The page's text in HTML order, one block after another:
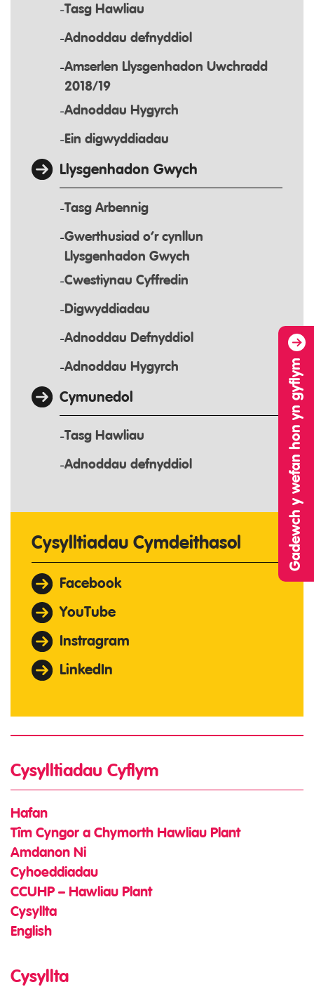
Gadewch y wefan hon yn gyflym
Tasg Hawliau
Adnoddau defnyddiol
Amserlen Llysgenhadon Uwchradd
2018/19
Adnoddau Hygyrch
Ein digwyddiadau
Llysgenhadon Gwych
Tasg Arbennig
Gwerthusiad o’r cynllun
Llysgenhadon Gwych
Cwestiynau Cyffredin
Digwyddiadau
Adnoddau Defnyddiol
Adnoddau Hygyrch
Cymunedol
Tasg Hawliau
Adnoddau defnyddiol
Cysylltiadau Cymdeithasol
Facebook
YouTube
Instragram
LinkedIn
Cysylltiadau Cyflym
Hafan
Tîm Cyngor a Chymorth Hawliau Plant
Amdanon Ni
Cyhoeddiadau
CCUHP – Hawliau Plant
Cysyllta
English
Cysyllta